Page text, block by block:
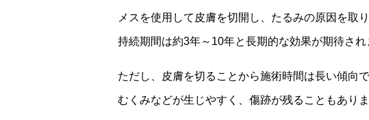
メスを使用して皮膚を切開し、たるみの原因を取
持続期間は約3年～10年と長期的な効果が期待され
ただし、皮膚を切ることから施術時間は長い傾向
むくみなどが生じやすく、傷跡が残ることもあり